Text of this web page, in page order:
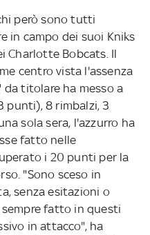
però sono tutti
in campo dei suoi Kniks
Charlotte Bobcats. Il
centro vista l'assenza
da titolare ha messo a
punti), 8 rimbalzi, 3
sola sera, l'azzurro ha
fatto nelle
i 20 punti per la
"Sono sceso in
senza esitazioni o
sempre fatto in questi
in attacco", ha